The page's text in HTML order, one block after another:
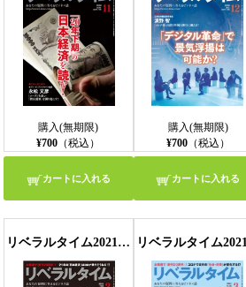
購入(無期限)
¥700 （税込）
カートに入れる
購入(無期限)
¥700（税込）
カートに入れる
リベラルタイム2021年2月号